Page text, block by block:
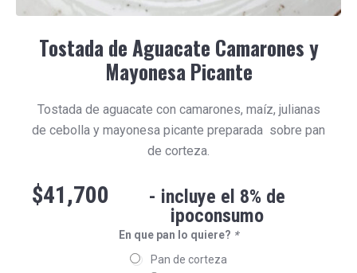
Tostada de Aguacate Camarones y
Mayonesa Picante
Tostada de aguacate con camarones, maíz, julianas
de cebolla y mayonesa picante preparada sobre pan
de corteza.
$41,700
- incluye el 8% de
ipoconsumo
En que pan lo quiere? *
Pan de corteza